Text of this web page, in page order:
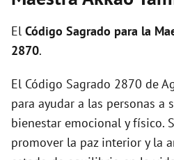
i
e
o
El Código Sagrado para la
2870.
El Código Sagrado 2870 de
para ayudar a las personas a
bienestar emocional y físico.
promover la paz interior y la